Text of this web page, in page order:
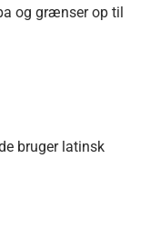
og grænser op til
bruger latinsk